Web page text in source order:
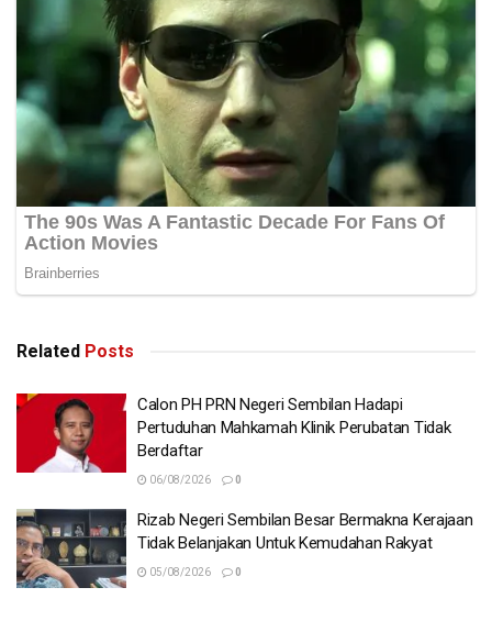
Related Posts
Calon PH PRN Negeri Sembilan Hadapi
Pertuduhan Mahkamah Klinik Perubatan Tidak
Berdaftar
06/08/2026 0
Rizab Negeri Sembilan Besar Bermakna Kerajaan
Tidak Belanjakan Untuk Kemudahan Rakyat
05/08/2026 0